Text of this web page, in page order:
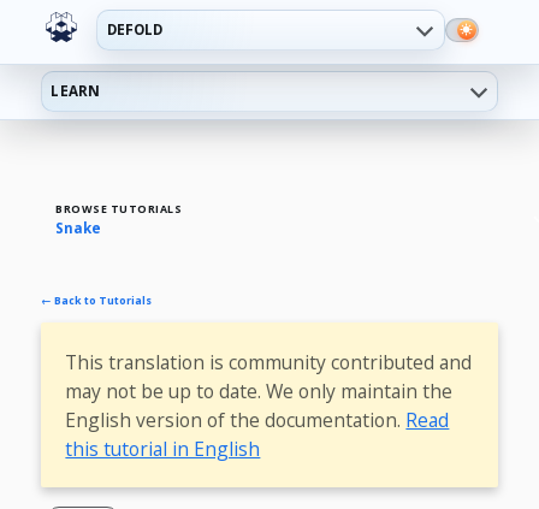
DEFOLD
LEARN
BROWSE TUTORIALS
Snake
← Back to Tutorials
This translation is community contributed and
may not be up to date. We only maintain the
English version of the documentation. Read
this tutorial in English